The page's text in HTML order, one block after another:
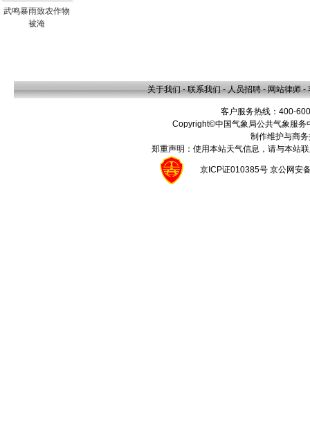
武鸣暴雨致农作物
被淹
关于我们 - 联系我们 - 人员招聘 - 网站律师 -
客户服务热线：400-
Copyright©中国气象局公共气象服
制作维护与商
郑重声明：使用本站天气信息，请与本站
京ICP证010385号 京公网安